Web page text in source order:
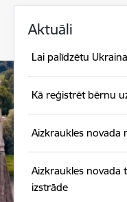
Aktuāli
Lai palīdzētu
Kā reģistrēt bērnu
Aizkraukles novada
Aizkraukles novada
izstrāde